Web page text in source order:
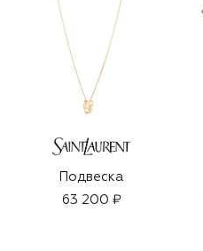
Подвеска
63 200 ₽